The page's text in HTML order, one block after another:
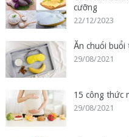
cưỡng
22/12/2023
Ăn chuối buổi
29/08/2021
15 công thức
29/08/2021